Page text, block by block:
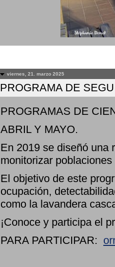
viernes, 21. marzo 2025
PROGRAMA DE
PROGRAMAS DE
ABRIL Y MAYO.
En 2019 se diseñó una
monitorizar
El objetivo de este
ocupación,
como la lavandera
¡Conoce y participa el
PARA PARTICIPAR: